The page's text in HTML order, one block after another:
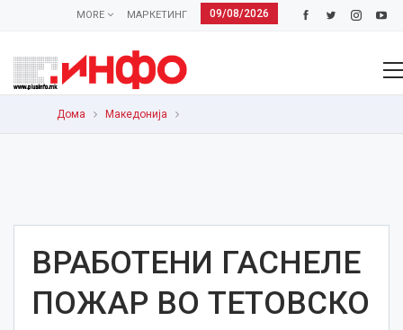
09/08/2026
МАРКЕТИНГ
MORE
Дома Македонија
ВРАБОТЕНИ ГАСНЕЛЕ
ПОЖАР ВО ТЕТОВСКО